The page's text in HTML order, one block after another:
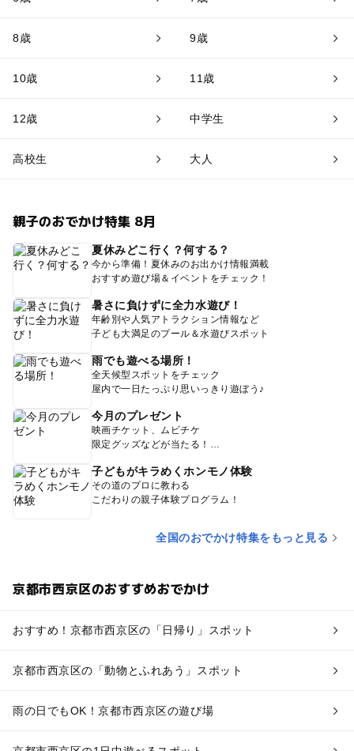
8歳 9歳
10歳 11歳
12歳 中学生
高校生 大人
親子のおでかけ特集 8月
夏休みどこ行く？何する？
今から準備！夏休みのお出かけ情報満載
おすすめ遊び場＆イベントをチェック！
暑さに負けずに全力水遊び！
年齢別や人気アトラクション情報など
子ども大満足のプール＆水遊びスポット
雨でも遊べる場所！
全天候型スポットをチェック
屋内で一日たっぷり思いっきり遊ぼう♪
今月のプレゼント
映画チケット、ムビチケ
限定グッズなどが当たる！
子どもがキラめくホンモノ体験
その道のプロに教わる
こだわりの親子体験プログラム！
全国のおでかけ特集をもっと見る
京都市西京区のおすすめおでかけ
おすすめ！京都市西京区の「日帰り」スポット
京都市西京区の「動物とふれあう」スポット
雨の日でもOK！京都市西京区の遊び場